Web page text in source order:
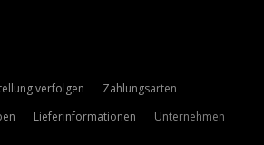
verfolgen
Zahlungsarten
Lieferinformationen Unternehmen